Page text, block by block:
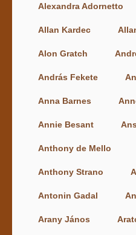
Alexandra Adornetto
Allan Kardec
Alon Gratch
András Fekete
Anna Barnes
Annie Besant
Anthony de Mello
Anthony Strano
Antonin Gadal
Arany János